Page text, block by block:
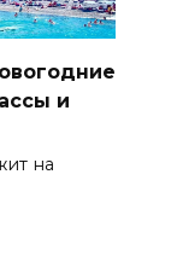
и
на